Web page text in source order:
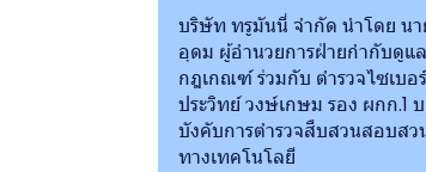
บริษัท ทรูมันนี่ จำกัด นำโดย น
อุดม ผู้อำนวยการฝ่ายกำกับดูแ
กฎเกณฑ์ ร่วมกับ ตำรวจไซเบอ
ประวิทย์ วงษ์เกษม รอง ผกก.1
บังคับการตำรวจสืบสวนสอบส
ทางเทคโนโลยี